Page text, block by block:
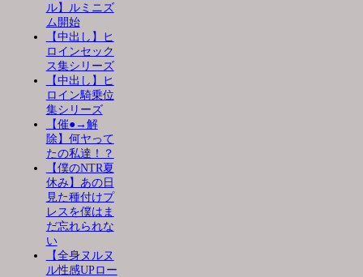
ル】ルミニズ
ム開始
【中出し】ヒ
ロインセック
ス集シリーズ
【中出し】ヒ
ロイン騎乗位
集シリーズ
【催●→解
除】何ヤって
たの私達！？
【僕のNTR夏
休み】あの日
見た種付けプ
レスを僕はま
だ忘れられな
い
【全身ヌルヌ
ル性感UPロー